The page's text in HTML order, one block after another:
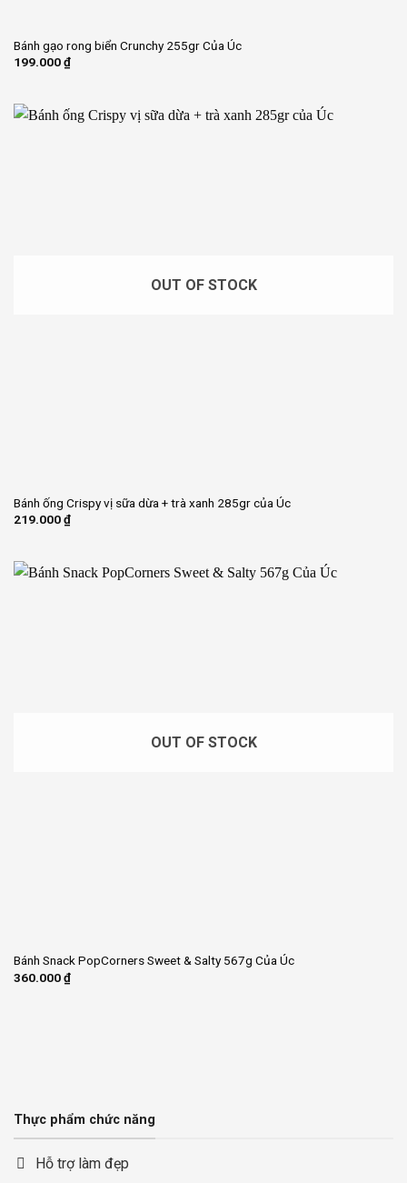
Bánh gạo rong biển Crunchy 255gr Của Úc
199.000₫
OUT OF STOCK
Bánh ống Crispy vị sữa dừa + trà xanh 285gr của Úc
219.000₫
OUT OF STOCK
Bánh Snack PopCorners Sweet & Salty 567g Của Úc
360.000₫
Thực phẩm chức năng
Hỗ trợ làm đẹp